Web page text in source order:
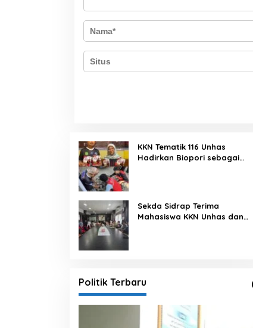
KKN Tematik 116 Unhas
Hadirkan Biopori sebagai
Sekda Sidrap Terima
Mahasiswa KKN Unhas dan
Politik Terbaru